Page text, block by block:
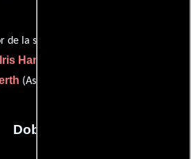
de la segunda unidad),
Iris Hampton
(Asistente de dirección)
Dobles